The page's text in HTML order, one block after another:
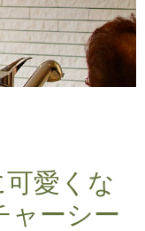
愛くな
ャーシー